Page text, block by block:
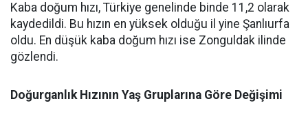
Kaba doğum hızı, Türkiye genelinde binde 11,2 olarak
kaydedildi. Bu hızın en yüksek olduğu il yine Şanlıurfa
oldu. En düşük kaba doğum hızı ise Zonguldak ilinde
gözlendi.
Doğurganlık Hızının Yaş Gruplarına Göre Değişimi